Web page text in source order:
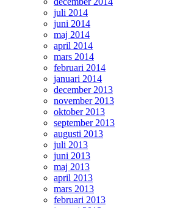
juli 2014
juni 2014
maj 2014
april 2014
mars 2014
februari 2014
januari 2014
december 2013
november 2013
oktober 2013
september 2013
augusti 2013
juli 2013
juni 2013
maj 2013
april 2013
mars 2013
februari 2013